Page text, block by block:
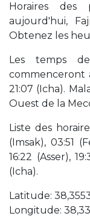
Horaires des
aujourd'hui,
Obtenez les
Les temps
commenceront
21:07 (Icha).
Ouest de la
Liste des
(Imsak), 03:51
16:22 (Asser),
(Icha).
Latitude:
Longitude: